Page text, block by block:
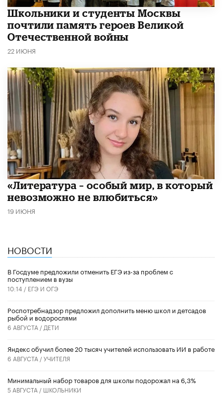
Школьники и студенты Москвы
почтили память героев Великой
Отечественной войны
22 ИЮНЯ
​«Литература – особый мир, в который
невозможно не влюбиться»
19 ИЮНЯ
НОВОСТИ
В Госдуме предложили отменить ЕГЭ из-за проблем с
поступлением в вузы
10:14 / ЕГЭ И ОГЭ
Роспотребнадзор предложил дополнить меню школ и детсадов
рыбой и водорослями
6 АВГУСТА / ДЕТИ
​Яндекс обучил более 20 тысяч учителей использовать ИИ в работе
6 АВГУСТА /УЧИТЕЛЯ
Минимальный набор товаров для школы подорожал на 6,3%
5 АВГУСТА / ШКОЛЬНИКИ